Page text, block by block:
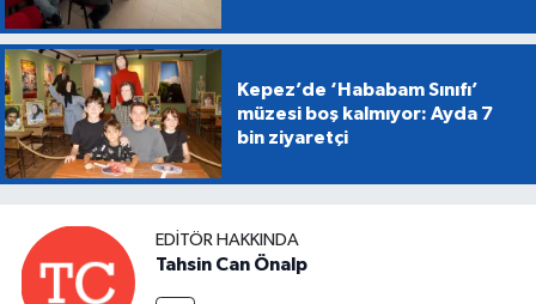
Kepez’de ‘Hababam Sınıfı’
müzesi boş kalmıyor: Ayda 7
bin ziyaretçi
EDITÖR HAKKINDA
Tahsin Can Önalp